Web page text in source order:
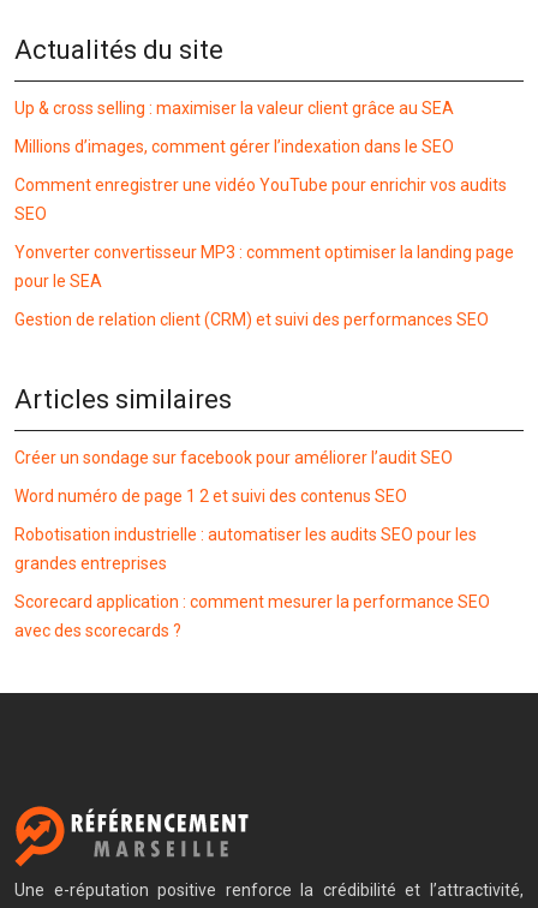
Actualités du site
Up & cross selling : maximiser la valeur client grâce au SEA
Millions d’images, comment gérer l’indexation dans le SEO
Comment enregistrer une vidéo YouTube pour enrichir vos audits
SEO
Yonverter convertisseur MP3 : comment optimiser la landing page
pour le SEA
Gestion de relation client (CRM) et suivi des performances SEO
Articles similaires
Créer un sondage sur facebook pour améliorer l’audit SEO
Word numéro de page 1 2 et suivi des contenus SEO
Robotisation industrielle : automatiser les audits SEO pour les
grandes entreprises
Scorecard application : comment mesurer la performance SEO
avec des scorecards ?
Une e-réputation positive renforce la crédibilité et l’attractivité,